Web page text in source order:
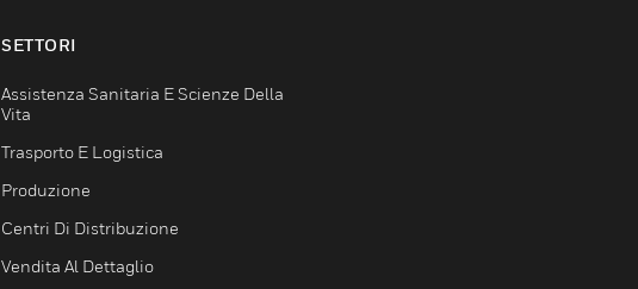
SETTORI
Assistenza Sanitaria E Scienze Della
Vita
Trasporto E Logistica
Produzione
Centri Di Distribuzione
Vendita Al Dettaglio